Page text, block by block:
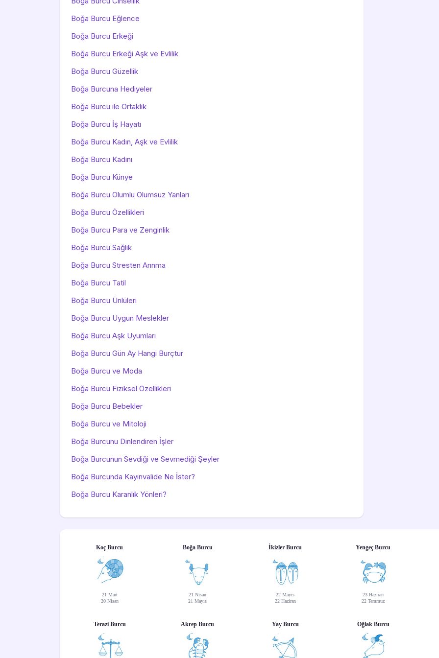
Boğa Burcu Eğlence
Boğa Burcu Erkeği
Boğa Burcu Erkeği Aşk ve Evlilik
Boğa Burcu Güzellik
Boğa Burcuna Hediyeler
Boğa Burcu ile Ortaklık
Boğa Burcu İş Hayatı
Boğa Burcu Kadın, Aşk ve Evlilik
Boğa Burcu Kadını
Boğa Burcu Künye
Boğa Burcu Olumlu Olumsuz Yanları
Boğa Burcu Özellikleri
Boğa Burcu Para ve Zenginlik
Boğa Burcu Sağlık
Boğa Burcu Stresten Arınma
Boğa Burcu Tatil
Boğa Burcu Ünlüleri
Boğa Burcu Uygun Meslekler
Boğa Burcu Aşk Uyumları
Boğa Burcu Gün Ay Hangi Burçtur
Boğa Burcu ve Moda
Boğa Burcu Fiziksel Özellikleri
Boğa Burcu Bebekler
Boğa Burcu ve Mitoloji
Boğa Burcunu Dinlendiren İşler
Boğa Burcunun Sevdiği ve Sevmediği Şeyler
Boğa Burcunda Kayınvalide Ne İster?
Boğa Burcu Karanlık Yönleri?
Koç Burcu
21 Mart
20 Nisan
Boğa Burcu
21 Nisan
21 Mayıs
İkizler Burcu
22 Mayıs
22 Haziran
Yengeç Burcu
23 Haziran
22 Temmuz
Terazi Burcu Akrep Burcu Yay Burcu Oğlak Burcu